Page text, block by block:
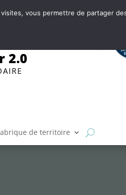
2.0
de territoire
vous permettre de partager